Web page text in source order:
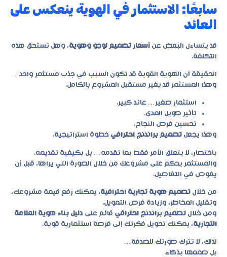
سابعًا: الاستثمار في الهوية ينعكس على
العائد
قد يتساءل البعض عن أسعار تصميم لوجو وهوية، وهل تستحق هذه
التكلفة.
الحقيقة أن الهوية القوية قد تكون السبب في جذب مستثمر واحد…
وهذا المستثمر قد يغير مستقبل المشروع بالكامل.
استثمار صغير… عائد كبير.
تأثير طويل المدى.
تحسين فرص النجاح.
وهذا يجعل تصميم براندنج احترافي خطوة استراتيجية.
باختصار، لا يتعلق الأمر فقط بما تقدمه… بل بكيفية تقديمه.
والمستثمر يحكم على مشروعك من خلال الصورة التي يراها، قبل أن
يغوص في التفاصيل.
من خلال تصميم هوية تجارية احترافية، يمكنك رفع قيمة مشروعك،
وتقليل المخاطر، وزيادة فرص التمويل.
ومن خلال تصميم براندنج احترافي قائم على دليل بناء هوية العلامة
التجارية، يمكنك تحويل فكرتك إلى فرصة استثمارية قوية.
لذلك، لا تترك صورتك للصدفة…
بل صمّمها بذكاء.